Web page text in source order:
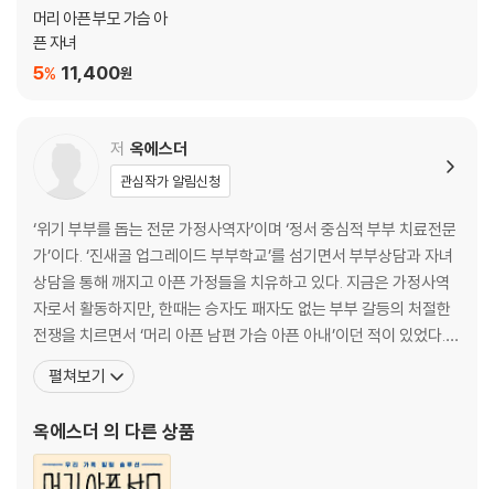
친밀감, 그게 뭔데!! 118
벽과 같은 배우자와 소통하기 122
이렇게 대화하면 이혼의 지름길 127
Part 5 결혼이란 퍼즐 맞추기
와플 같은 남자와 스파게티 같은 여자 144
부부싸움은 쌍방과실 149
부부싸움은 살고 싶다는 절박한 외침이다 154
결혼은 수많은 조각으로 이루어진 퍼즐 158
부부 대화를 보면 미래가 보인다 163
부부가 ‘남’이 되지 않는 방법 169
부부생활 리모델링 174
Part 6 행복한 부부 실전 솔루션
머리 아픈 부모 가슴 아
픈 자녀
11,400원
5%
저 옥에스더
관심작가 알림신청
‘위기 부부를 돕는 전문 가정사역자’이며 ‘정서 중심적 부부 치료전문
가’이다. ‘진새골 업그레이드 부부학교’를 섬기면서 부부상담과 자녀
상담을 통해 깨지고 아픈 가정들을 치유하고 있다. 지금은 가정사역
자로서 활동하지만, 한때는 승자도 패자도 없는 부부 갈등의 처절한
전쟁을 치르면서 ‘머리 아픈 남편 가슴 아픈 아내’이던 적이 있었다.
갈등 상황에서는 온전히 회복했으나, 부부불화의 끝에는 결국 자녀
문제가 공식처럼 따라온다는 사실을 누구보다 뼛속 깊이 통감하였다.
한 그릇된 태도로 가족 서로에게 얼마나 큰 상처를 남
펼쳐보기
옥에스더 의 다른 상품